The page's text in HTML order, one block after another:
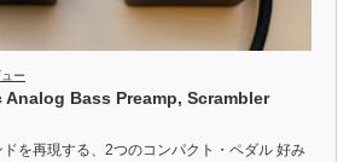
ー
Bass Preamp, Scrambler
を再現する、2つのコンパクト・ペダル 好み